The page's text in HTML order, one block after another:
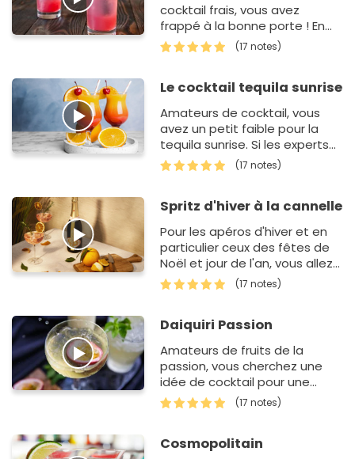
cocktail frais, vous avez
frappé à la bonne porte ! En
effet, pour réussir ce cocktail,
vous deve…
(17 notes)
Le cocktail tequila sunrise
Amateurs de cocktail, vous
avez un petit faible pour la
tequila sunrise. Si les experts
l'appellent ainsi parce que
ses couleurs évoquent &agr…
(17 notes)
Spritz d'hiver à la cannelle
Pour les apéros d'hiver et en
particulier ceux des fêtes de
Noël et jour de l'an, vous allez
préparer une alternative
originale &…
(17 notes)
Daiquiri Passion
Amateurs de fruits de la
passion, vous cherchez une
idée de cocktail pour une
occasion festive ? Cette
recette de daïquiri passion
(17 notes)
Cosmopolitain